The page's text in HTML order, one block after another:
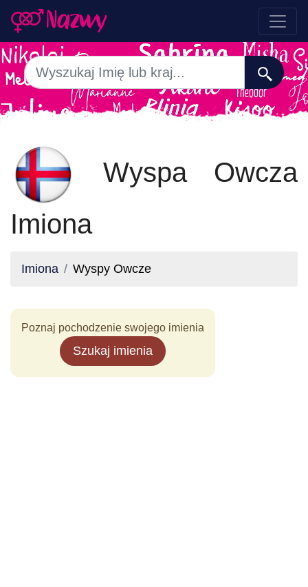
Wyspa Owcza
Imiona
Imiona Wyspy Owcze
Poznaj pochodzenie swojego imienia
Szukaj imienia